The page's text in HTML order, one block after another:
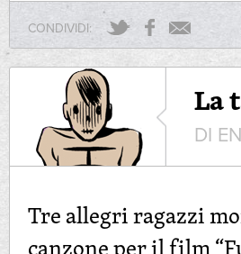
CONDIVIDI:
La
DI
Tre allegri ragazzi